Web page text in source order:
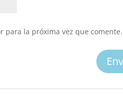
para la próxima vez que comente.